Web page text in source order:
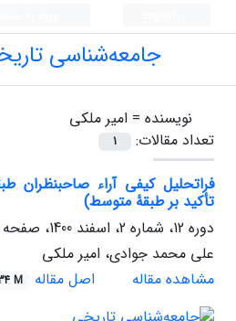
جامعه‌شناسی
نویسنده = امیر ملکی
تعداد مقالات:
1
فراتحلیل کیفی آراء صاحبنظران
تأکید بر طبقۀ متوسط)
دوره 12، شماره 2، اسفند 1400، صفحه
علی محمد جوادی، امیر ملکی
مشاهده مقاله
اصل مقاله M